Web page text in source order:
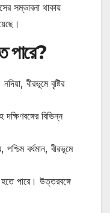
সম্ভাবনা থাকায়
পারে?
বীরভূমে বৃষ্টির
বিভিন্ন
পশ্চিম বর্ধমান, বীরভূমে
হতে পারে। উত্তরবঙ্গে